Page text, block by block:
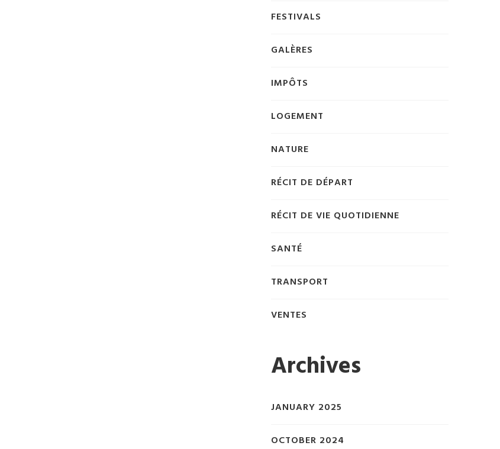
FESTIVALS
GALÈRES
IMPÔTS
LOGEMENT
NATURE
RÉCIT DE DÉPART
RÉCIT DE VIE QUOTIDIENNE
SANTÉ
TRANSPORT
VENTES
Archives
JANUARY 2025
OCTOBER 2024